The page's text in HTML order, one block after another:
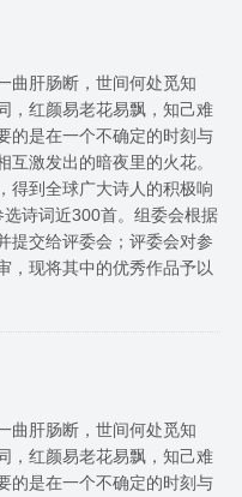
曲肝肠断，世间何处觅知
，红颜易老花易飘，知己难
的是在一个不确定的时刻与
激发出的暗夜里的火花。
得到全球广大诗人的积极响
诗词近300首。组委会根据
提交给评委会；评委会对参
，现将其中的优秀作品予以
曲肝肠断，世间何处觅知
，红颜易老花易飘，知己难
的是在一个不确定的时刻与